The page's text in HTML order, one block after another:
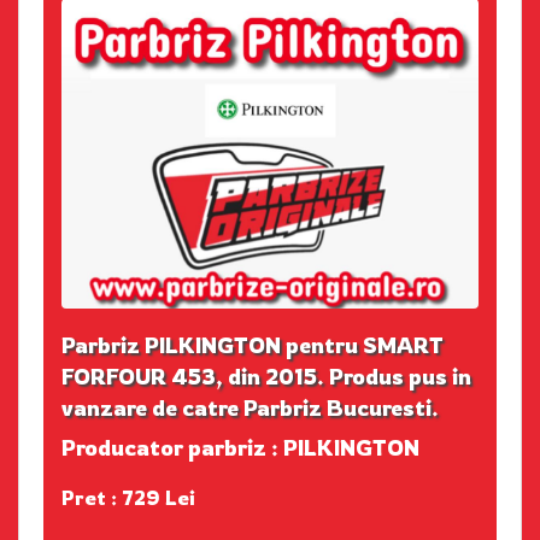
Parbriz PILKINGTON pentru SMART
FORFOUR 453, din 2015. Produs pus in
vanzare de catre Parbriz Bucuresti.
Producator parbriz : PILKINGTON
Pret : 729 Lei